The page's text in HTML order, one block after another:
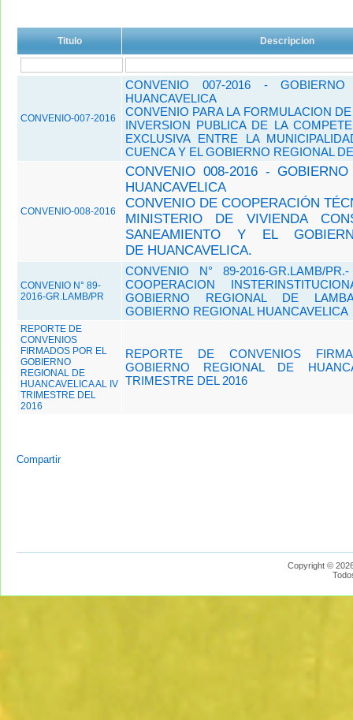
Titulo Descripcion
CONVENIO-007-2016
CONVENIO 007-2016 -
HUANCAVELICA
CONVENIO PARA LA FORMULACION
INVERSION PUBLICA DE LA
EXCLUSIVA ENTRE LA
CUENCA Y EL GOBIERNO REGIONAL
CONVENIO-008-2016
CONVENIO 008-2016 -
HUANCAVELICA
CONVENIO DE COOPERACIÓN
MINISTERIO DE VIVIENDA
SANEAMIENTO Y EL
DE HUANCAVELICA.
CONVENIO N° 89-
2016-GR.LAMB/PR
CONVENIO N° 89-2016-GR.LAMB/
COOPERACION
GOBIERNO REGIONAL DE
GOBIERNO REGIONAL HUANCAVELICA
REPORTE DE
CONVENIOS
FIRMADOS POR EL
GOBIERNO
REGIONAL DE
HUANCAVELICA AL IV
TRIMESTRE DEL
2016
REPORTE DE CONVENIOS
GOBIERNO REGIONAL DE
TRIMESTRE DEL 2016
Compartir
Copyright ©